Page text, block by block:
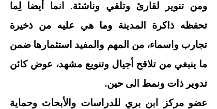
ومن تنوير لقارئ وتلقي وناشئة. انما أيضا لِما
تحفظه ذاكرة المدينة وما هي عليه من ذخيرة
تجارب واسماء، من المهم والمفيد استثمارها ضمن
ما ينبغي من تلاقح أجيال وتنويع مشهد، عوض كائن
تدوير ذات ونمط الى حين.
عضو مركز ابن بري للدراسات والأبحاث وحماية